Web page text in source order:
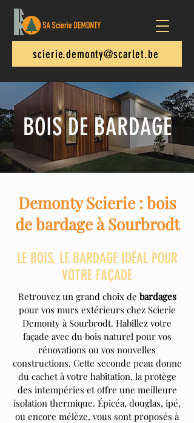
scierie.demonty@scarlet.be
BOIS DE BARDAGE
Demonty Scierie : bois
de bardage à Sourbrodt
LE BOIS, LE BARDAGE IDÉAL POUR
VOTRE FAÇADE
Retrouvez un grand choix de bardages
pour vos murs extérieurs chez Scierie
Demonty à Sourbrodt. Habillez votre
façade avec du bois naturel pour vos
rénovations ou vos nouvelles
constructions. Cette seconde peau donne
du cachet à votre habitation, la protège
des intempéries et offre une meilleure
isolation thermique. Épicéa, douglas, ipé,
ou encore mélèze, vous sont proposés à